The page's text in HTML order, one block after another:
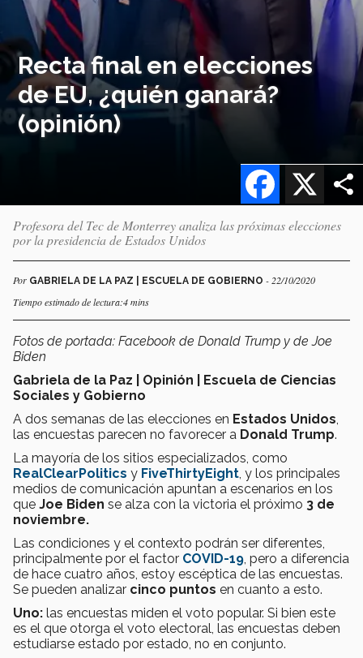
Recta final en elecciones
de EU, ¿quién ganará?
(opinión)
X
Facebook
Profesora del Tec de Monterrey analiza las próximas elecciones
por la presidencia de Estados Unidos
Por GABRIELA DE LA PAZ | ESCUELA DE GOBIERNO - 22/10/2020
Tiempo estimado de lectura:4 mins
Fotos de portada: Facebook de Donald Trump y de Joe
Biden
Gabriela de la Paz | Opinión | Escuela de Ciencias
Sociales y Gobierno
A dos semanas de las elecciones en Estados Unidos
las encuestas parecen no favorecer a Donald Trump.
La mayoría de los sitios especializados, como
RealClearPolitics y FiveThirtyEight , y los principales
medios de comunicación apuntan a escenarios en los
que Joe Biden se alza con la victoria el próximo 3 de
noviembre.
Las condiciones y el contexto podrán ser diferentes,
principalmente por el factor COVID-19 , pero a diferencia
de hace cuatro años, estoy escéptica de las encuestas.
Se pueden analizar cinco puntos en cuanto a esto.
Uno: las encuestas miden el voto popular. Si bien este
es el que otorga el voto electoral, las encuestas deben
estudiarse estado por estado, no en conjunto.